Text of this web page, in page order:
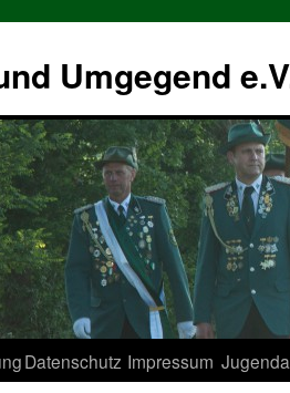
Umgegend
Datenschutz Impressum